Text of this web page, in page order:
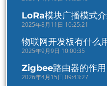
LoRa模块广播模式
2025年8月11日 10:25:21
物联网开发板有什么
2025年9月9日 10:00:35
Zigbee路由器的作用
2026年4月15日 09:43:27